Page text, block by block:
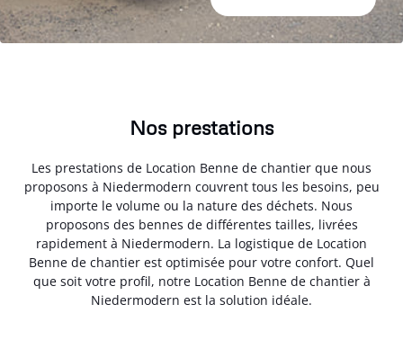
Nos prestations
Les prestations de Location Benne de chantier que nous
proposons à Niedermodern couvrent tous les besoins, peu
importe le volume ou la nature des déchets. Nous
proposons des bennes de différentes tailles, livrées
rapidement à Niedermodern. La logistique de Location
Benne de chantier est optimisée pour votre confort. Quel
que soit votre profil, notre Location Benne de chantier à
Niedermodern est la solution idéale.